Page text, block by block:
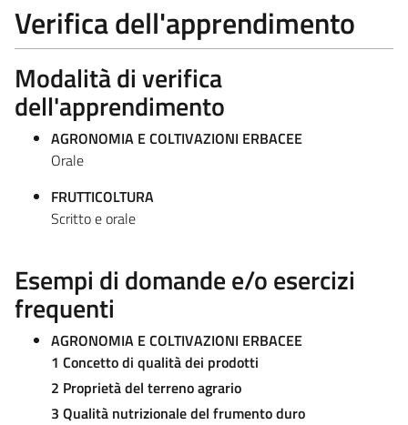
Verifica dell'apprendimento
Modalità di verifica
dell'apprendimento
AGRONOMIA E COLTIVAZIONI ERBACEE
Orale
FRUTTICOLTURA
Scritto e orale
Esempi di domande e/o esercizi
frequenti
AGRONOMIA E COLTIVAZIONI ERBACEE
1 Concetto di qualità dei prodotti
2 Proprietà del terreno agrario
3 Qualità nutrizionale del frumento duro